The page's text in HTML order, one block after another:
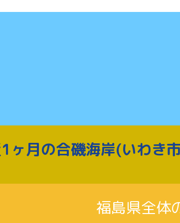
ヶ月の合磯海岸(いわき
福島県全体